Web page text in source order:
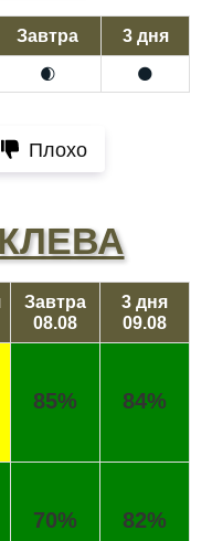
Завтра 3 дня
🌒 🌑
Плохо
Завтра
08.08
3 дня
09.08
85% 84%
70% 82%